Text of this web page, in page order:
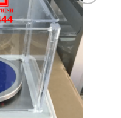
Add to
Wishlist